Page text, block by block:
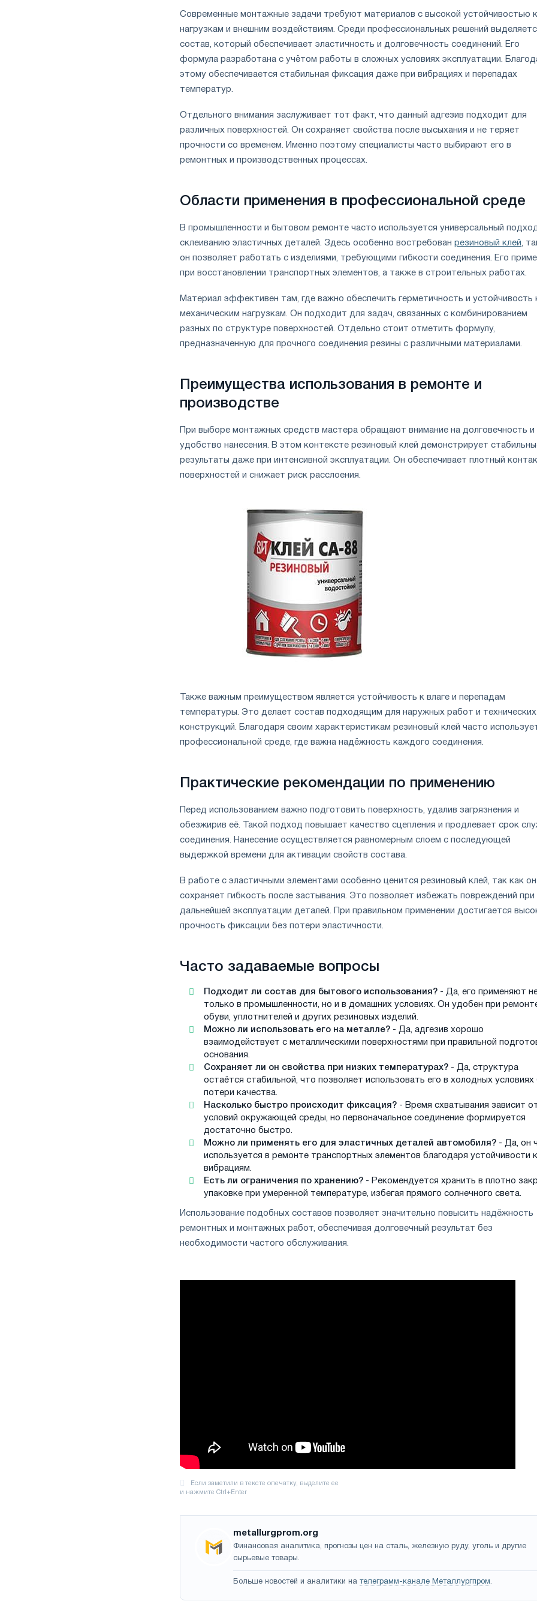
Современные монтажные задачи требуют материалов с высокой устойчивостью к
нагрузкам и внешним воздействиям. Среди профессиональных решений
состав, который обеспечивает эластичность и долговечность соединений. Его
формула разработана с учётом работы в сложных условиях эксплуатации.
этому обеспечивается стабильная фиксация даже при вибрациях и перепадах
температур.
Отдельного внимания заслуживает тот факт, что данный адгезив подходит для
различных поверхностей. Он сохраняет свойства после высыхания и не теряет
прочности со временем. Именно поэтому специалисты часто выбирают его в
ремонтных и производственных процессах.
Области применения в профессиональной среде
В промышленности и бытовом ремонте часто используется универсальный
склеиванию эластичных деталей. Здесь особенно востребован резиновый клей,
он позволяет работать с изделиями, требующими гибкости соединения. Его
при восстановлении транспортных элементов, а также в строительных работах.
Материал эффективен там, где важно обеспечить герметичность и устойчивость
механическим нагрузкам. Он подходит для задач, связанных с комбинированием
разных по структуре поверхностей. Отдельно стоит отметить формулу,
предназначенную для прочного соединения резины с различными материалами.
Преимущества использования в ремонте и
производстве
При выборе монтажных средств мастера обращают внимание на долговечность и
удобство нанесения. В этом контексте резиновый клей демонстрирует
результаты даже при интенсивной эксплуатации. Он обеспечивает плотный
поверхностей и снижает риск расслоения.
Также важным преимуществом является устойчивость к влаге и перепадам
температуры. Это делает состав подходящим для наружных работ и технических
конструкций. Благодаря своим характеристикам резиновый клей часто
профессиональной среде, где важна надёжность каждого соединения.
Практические рекомендации по применению
Перед использованием важно подготовить поверхность, удалив загрязнения и
обезжирив её. Такой подход повышает качество сцепления и продлевает срок
соединения. Нанесение осуществляется равномерным слоем с последующей
выдержкой времени для активации свойств состава.
В работе с эластичными элементами особенно ценится резиновый клей, так как он
сохраняет гибкость после застывания. Это позволяет избежать повреждений при
дальнейшей эксплуатации деталей. При правильном применении достигается
прочность фиксации без потери эластичности.
Часто задаваемые вопросы
Подходит ли состав для бытового использования? - Да, его применяют
только в промышленности, но и в домашних условиях. Он удобен при
обуви, уплотнителей и других резиновых изделий.
Можно ли использовать его на металле? - Да, адгезив хорошо
взаимодействует с металлическими поверхностями при правильной
основания.
Сохраняет ли он свойства при низких температурах? - Да, структура
остаётся стабильной, что позволяет использовать его в холодных условиях
потери качества.
Насколько быстро происходит фиксация? - Время схватывания зависит
условий окружающей среды, но первоначальное соединение формируется
достаточно быстро.
Можно ли применять его для эластичных деталей автомобиля? - Да, он
используется в ремонте транспортных элементов благодаря устойчивости к
вибрациям.
Есть ли ограничения по хранению? - Рекомендуется хранить в плотно
упаковке при умеренной температуре, избегая прямого солнечного света.
Использование подобных составов позволяет значительно повысить надёжность
ремонтных и монтажных работ, обеспечивая долговечный результат без
необходимости частого обслуживания.
metallurgprom.org
Финансовая аналитика, прогнозы цен на сталь, железную руду, уголь и другие
сырьевые товары.
Больше новостей и аналитики на телеграмм-канале Металлургпром.